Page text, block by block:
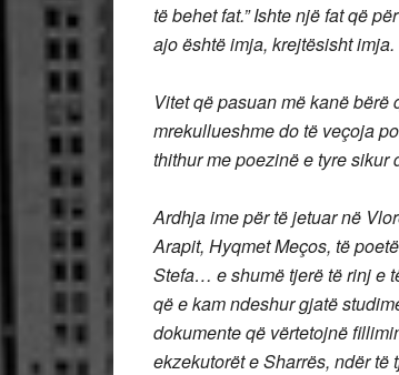
të behet fat.” Ishte një fat që
ajo është imja, krejtësisht imja.
Vitet që pasuan më kanë
mrekullueshme do të veçoja
thithur me poezinë e tyre sikur
Ardhja ime për të jetuar në
Arapit, Hyqmet Meços, të
Stefa… e shumë tjerë të rinj e
që e kam ndeshur gjatë
dokumente që vërtetojnë
ekzekutorët e Sharrës, ndër të